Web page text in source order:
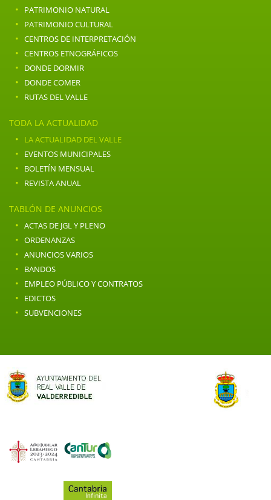
· PATRIMONIO NATURAL
· PATRIMONIO CULTURAL
· CENTROS DE INTERPRETACIÓN
· CENTROS ETNOGRÁFICOS
· DONDE DORMIR
· DONDE COMER
· RUTAS DEL VALLE
TODA LA ACTUALIDAD
· LA ACTUALIDAD DEL VALLE
· EVENTOS MUNICIPALES
· BOLETÍN MENSUAL
· REVISTA ANUAL
TABLÓN DE ANUNCIOS
· ACTAS DE JGL Y PLENO
· ORDENANZAS
· ANUNCIOS VARIOS
· BANDOS
· EMPLEO PÚBLICO Y CONTRATOS
· EDICTOS
· SUBVENCIONES